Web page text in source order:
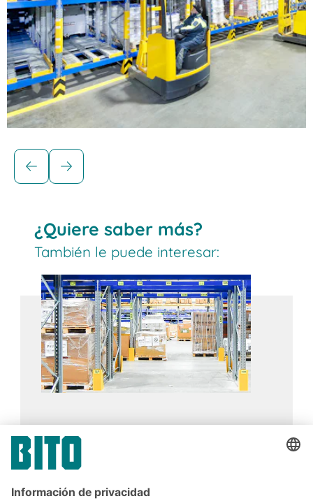
Soluciones para cargas paletizadas
Los sistemas de almacenamiento dinámico de
palets son ideales para productos de rápido
movimiento. Las cantidades de reposición
suficientes garantizan una disponibilidad
constante del producto. Todos los artículos
tienen acceso directo en la zona de picking. La
carga y la retirada se realizan en pasillos
separados, lo que garantiza procesos de
almacenamiento organizados, ya que cada
carril está dedicado a una única línea de
¿Quiere saber más?
También le puede interesar:
Autoparts Distribution Ltd